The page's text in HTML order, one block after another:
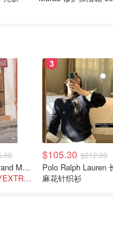
Faithfull The Brand Marais 格纹亚麻吊带中长连衣裙
额外9折码：MYEXTRA10
3
$105.30 $212.00
Polo Ralph Lauren 长袖
麻花针织衫